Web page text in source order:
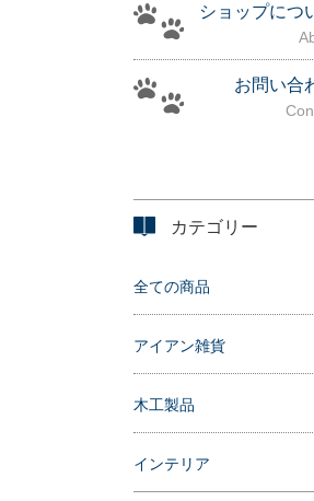
ショップにつ
お問い合
カテゴリー
全ての商品
アイアン雑貨
木工製品
インテリア